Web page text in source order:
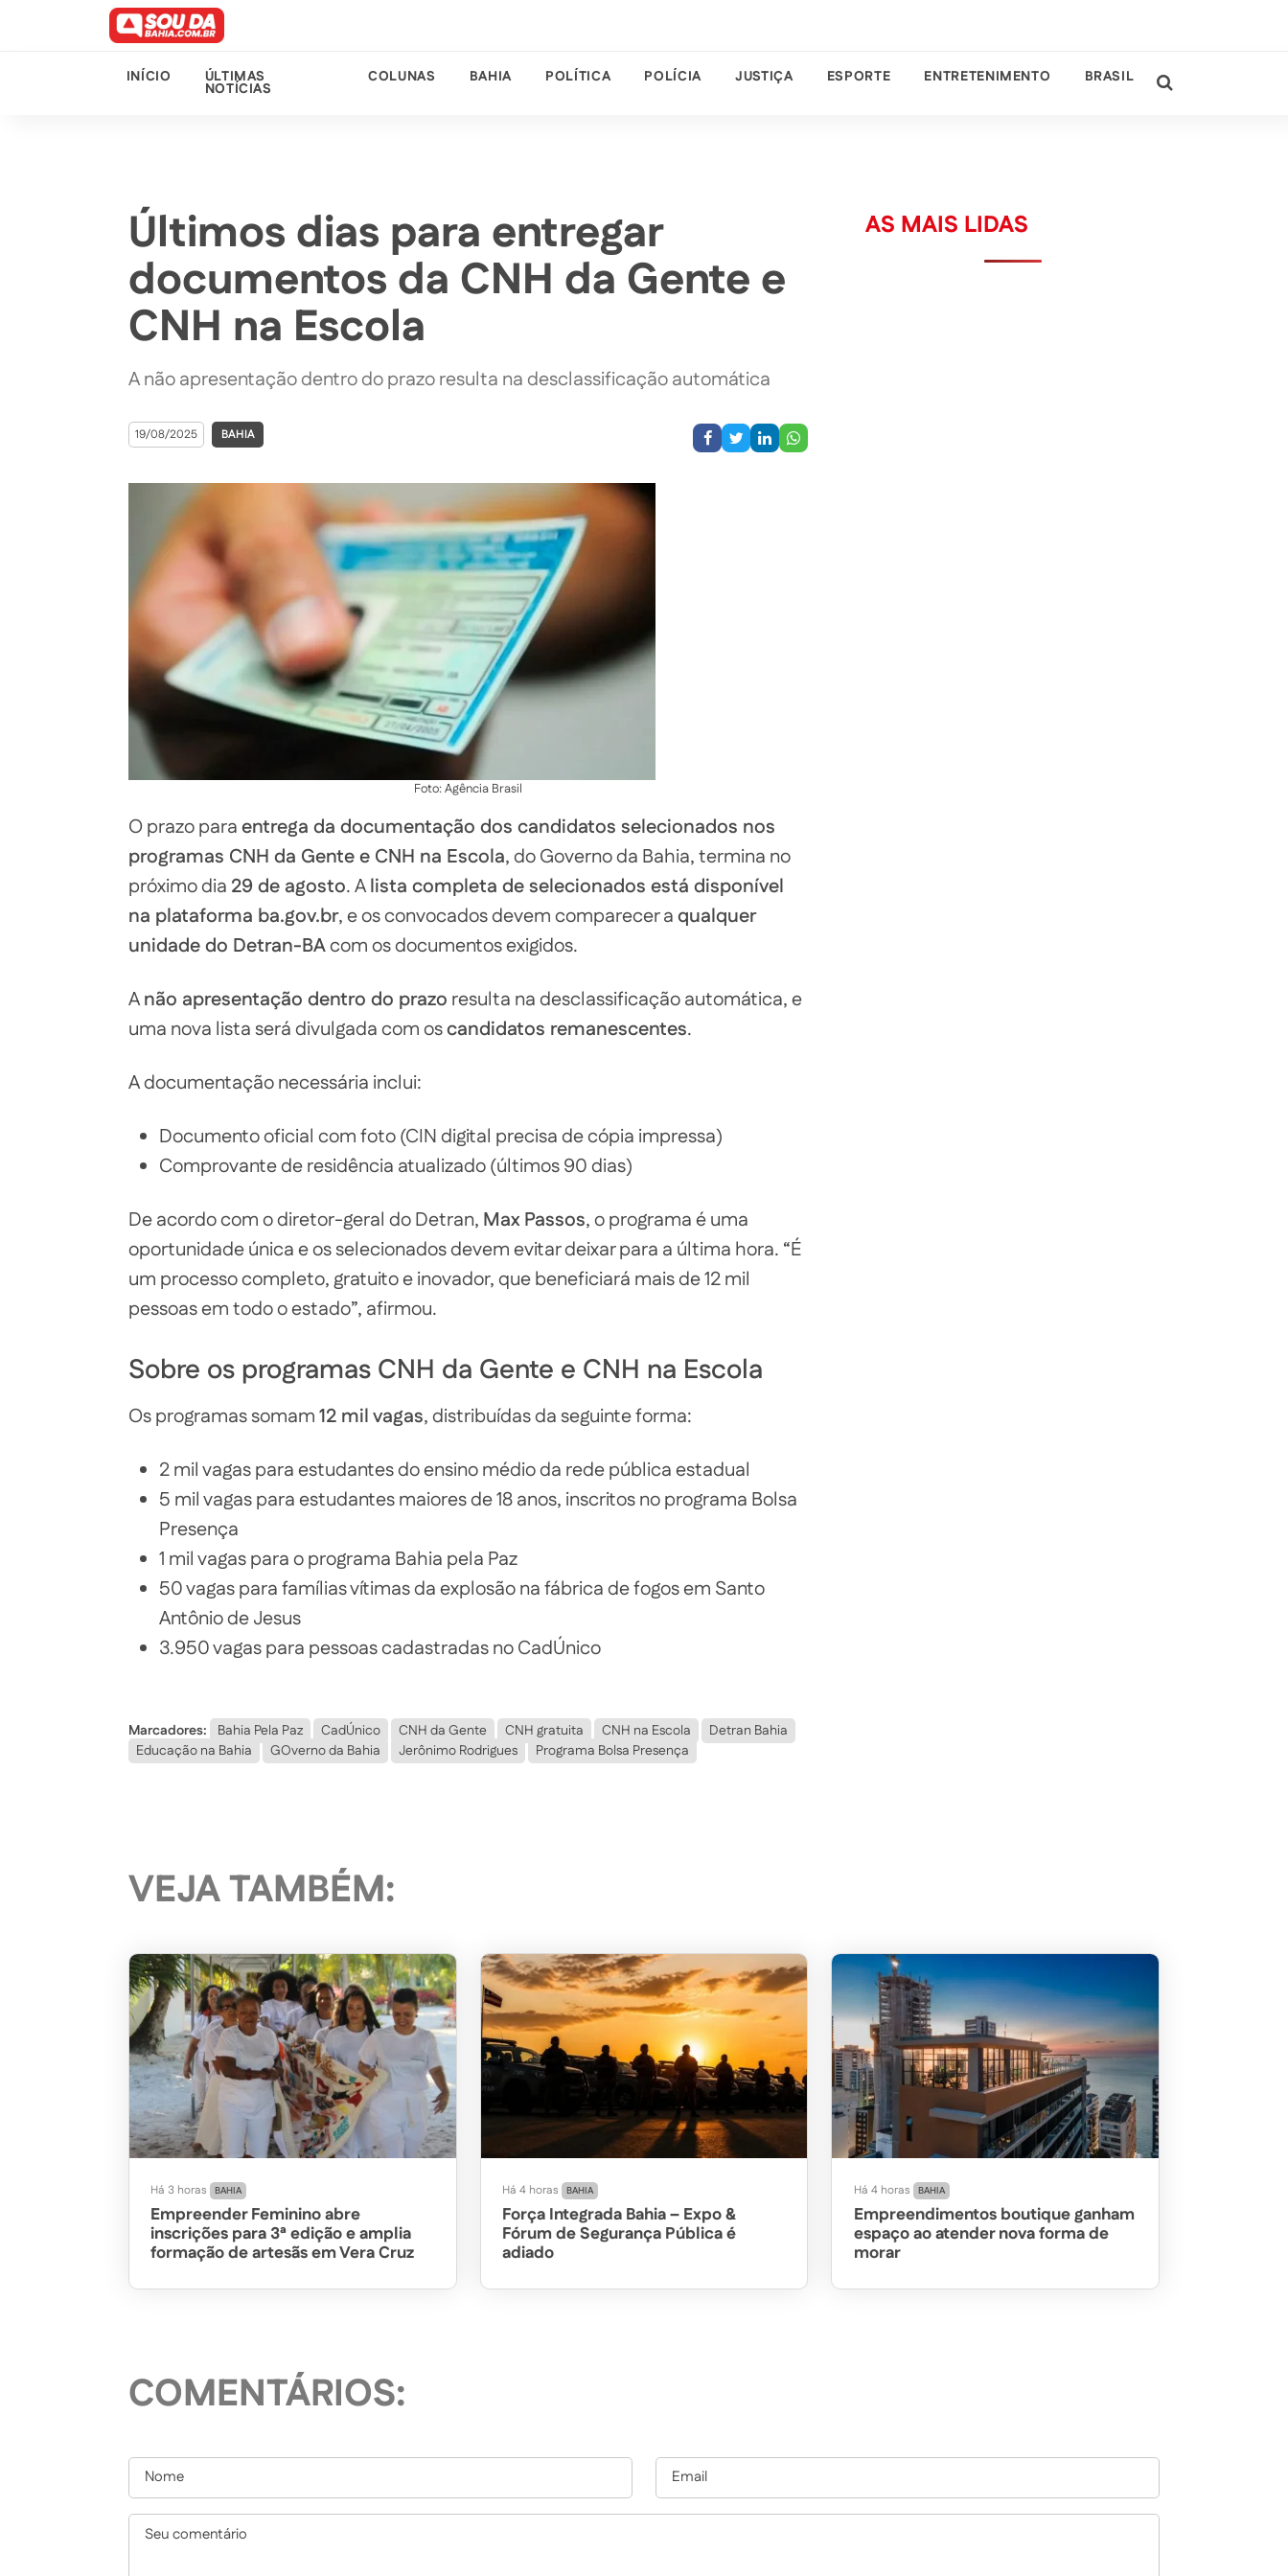
INÍCIO ÚLTIMAS
NOTÍCIAS
COLUNAS BAHIA POLÍTICA POLÍCIA JUSTIÇA ESPORTE ENTRETENIMENTO BRASIL
Últimos dias para entregar
documentos da CNH da Gente e
CNH na Escola
A não apresentação dentro do prazo resulta na desclassificação automática
19/08/2025 BAHIA
Foto: Agência Brasil
O prazo paraentrega da documentação dos candidatos selecionados nos
programas CNH da Gente e CNH na Escola, do Governo da Bahia, termina no
próximo dia 29 de agosto. Alista completa de selecionados está disponível
na plataforma ba.gov.br, e os convocados devem comparecer aqualquer
unidade do Detran-BAcom os documentos exigidos.
Anão apresentação dentro do prazo resulta na desclassificação automática, e
uma nova lista será divulgada com oscandidatos remanescentes.
A documentação necessária inclui:
Documento oficial com foto (CIN digital precisa de cópia impressa)
Comprovante de residência atualizado (últimos 90 dias)
De acordo com o diretor-geral do Detran, Max Passos, o programa é uma
oportunidade única e os selecionados devem evitar deixar para a última hora. “É
um processo completo, gratuito e inovador, que beneficiará mais de 12 mil
pessoas em todo o estado”, afirmou.
Sobre os programas CNH da Gente e CNH na Escola
Os programas somam12 mil vagas, distribuídas da seguinte forma:
2 mil vagas para estudantes do ensino médio da rede pública estadual
5 mil vagas para estudantes maiores de 18 anos, inscritos no programa Bolsa
Presença
1 mil vagas para o programa Bahia pela Paz
50 vagas para famílias vítimas da explosão na fábrica de fogos em Santo
Antônio de Jesus
3.950 vagas para pessoas cadastradas no CadÚnico
Marcadores: Bahia Pela Paz CadÚnico CNH da Gente CNH gratuita CNH na Escola
Detran Bahia
Educação na Bahia
GOverno da Bahia Jerônimo Rodrigues Programa Bolsa Presença
AS MAIS LIDAS
VEJA TAMBÉM:
Há 3 horas BAHIA
Empreender Feminino abre
inscrições para 3ª edição e amplia
formação de artesãs em Vera Cruz
Há 4 horas BAHIA
Força Integrada Bahia – Expo &
Fórum de Segurança Pública é
adiado
Há 4 horas BAHIA
Empreendimentos boutique ganham
espaço ao atender nova forma de
morar
COMENTÁRIOS: